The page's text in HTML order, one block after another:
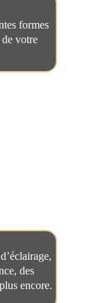
formes
votre
des
encore.